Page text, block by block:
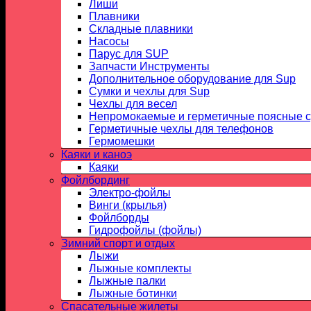
Лиши
Плавники
Складные плавники
Насосы
Парус для SUP
Запчасти Инструменты
Дополнительное оборудование для Sup
Сумки и чехлы для Sup
Чехлы для весел
Непромокаемые и герметичные поясные
Герметичные чехлы для телефонов
Гермомешки
Каяки и каноэ
Каяки
Фойлбординг
Электро-фойлы
Винги (крылья)
Фойлборды
Гидрофойлы (фойлы)
Зимний спорт и отдых
Лыжи
Лыжные комплекты
Лыжные палки
Лыжные ботинки
Спасательные жилеты